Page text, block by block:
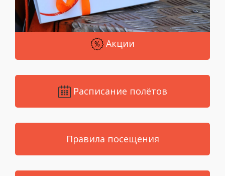
Акции
Расписание полётов
Правила посещения